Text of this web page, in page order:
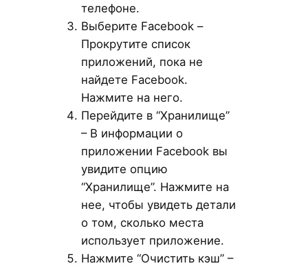
телефоне.
Выберите Facebook –
Прокрутите список
приложений, пока не
найдете Facebook.
Нажмите на него.
Перейдите в “Хранилище”
– В информации о
приложении Facebook вы
увидите опцию
“Хранилище”. Нажмите на
нее, чтобы увидеть детали
о том, сколько места
использует приложение.
Нажмите “Очистить кэш” –